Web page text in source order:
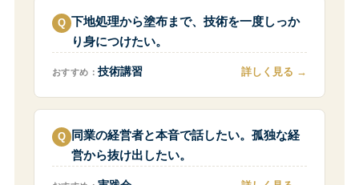
下地処理から塗布まで、技術を一度しっか
り身につけたい。
おすすめ：技術講習 詳しく見る
同業の経営者と本音で話したい。孤独な経
営から抜け出したい。